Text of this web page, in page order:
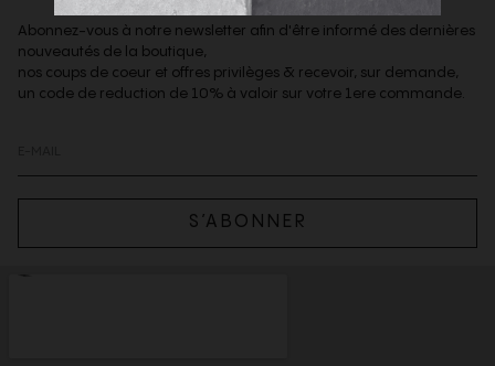
Abonnez-vous à notre newsletter afin d'être informé des dernières
nouveautés de la boutique,
nos coups de coeur et offres privilèges & recevoir, sur demande,
un code de reduction de 10% à valoir sur votre 1ere commande.
S’ABONNER